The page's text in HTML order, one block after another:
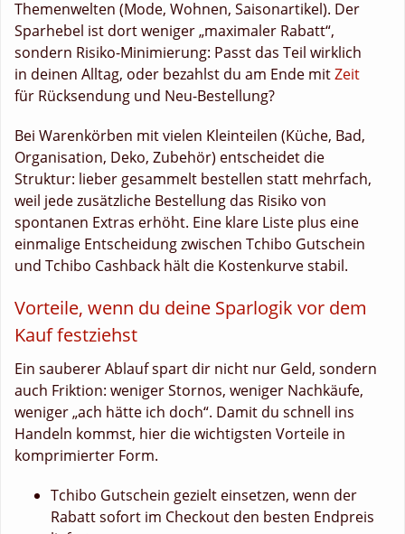
Themenwelten (Mode, Wohnen, Saisonartikel). Der
Sparhebel ist dort weniger „maximaler Rabatt“,
sondern Risiko-Minimierung: Passt das Teil wirklich
in deinen Alltag, oder bezahlst du am Ende mitZeit
für Rücksendung und Neu-Bestellung?
Bei Warenkörben mit vielen Kleinteilen (Küche, Bad,
Organisation, Deko, Zubehör) entscheidet die
Struktur: lieber gesammelt bestellen statt mehrfach,
weil jede zusätzliche Bestellung das Risiko von
spontanen Extras erhöht. Eine klare Liste plus eine
einmalige Entscheidung zwischen Tchibo Gutschein
und Tchibo Cashback hält die Kostenkurve stabil.
Vorteile, wenn du deine Sparlogik vor dem
Kauf festziehst
Ein sauberer Ablauf spart dir nicht nur Geld, sondern
auch Friktion: weniger Stornos, weniger Nachkäufe,
weniger „ach hätte ich doch“. Damit du schnell ins
Handeln kommst, hier die wichtigsten Vorteile in
komprimierter Form.
Tchibo Gutschein gezielt einsetzen, wenn der
Rabatt sofort im Checkout den besten Endpreis